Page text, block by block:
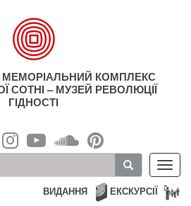
КОМПЛЕКС
СОТНІ – МУЗЕЙ РЕВОЛЮЦІЇ
ГІДНОСТІ
ЕКСКУРСІЇ
ВИДАННЯ